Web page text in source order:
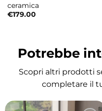
• Vetro: temperato
• Trattamento:
ceramica
€179.00
Potrebbe
Scopri altri prodotti
completare il